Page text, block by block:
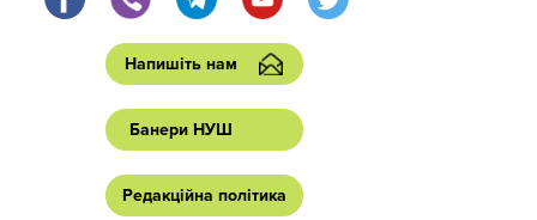
Напишіть нам
Банери НУШ
Редакційна політика